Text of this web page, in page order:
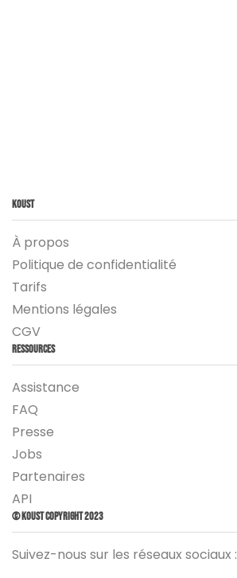
Koust
À propos
Politique de confidentialité
Tarifs
Mentions légales
CGV
Ressources
Assistance
FAQ
Presse
Jobs
Partenaires
API
© Koust Copyright 2023
Suivez-nous sur les réseaux sociaux :